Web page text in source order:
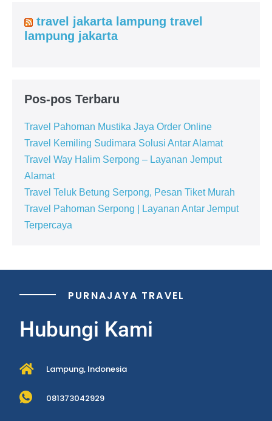
travel jakarta lampung travel
lampung jakarta
Pos-pos Terbaru
Travel Pahoman Mustika Jaya Order Online
Travel Kemiling Sudimara Solusi Antar Alamat
Travel Way Halim Serpong – Layanan Jemput
Alamat
Travel Teluk Betung Serpong, Pesan Tiket Murah
Travel Pahoman Serpong | Layanan Antar Jemput
Terpercaya
PURNAJAYA TRAVEL
Hubungi Kami
Lampung, Indonesia
081373042929